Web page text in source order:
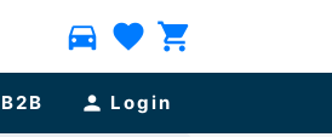
directions_car favorite shopping_cart
B2B person Login